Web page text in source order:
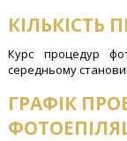
КІЛЬКІСТЬ
Курс процедур
середньому
ГРАФІК